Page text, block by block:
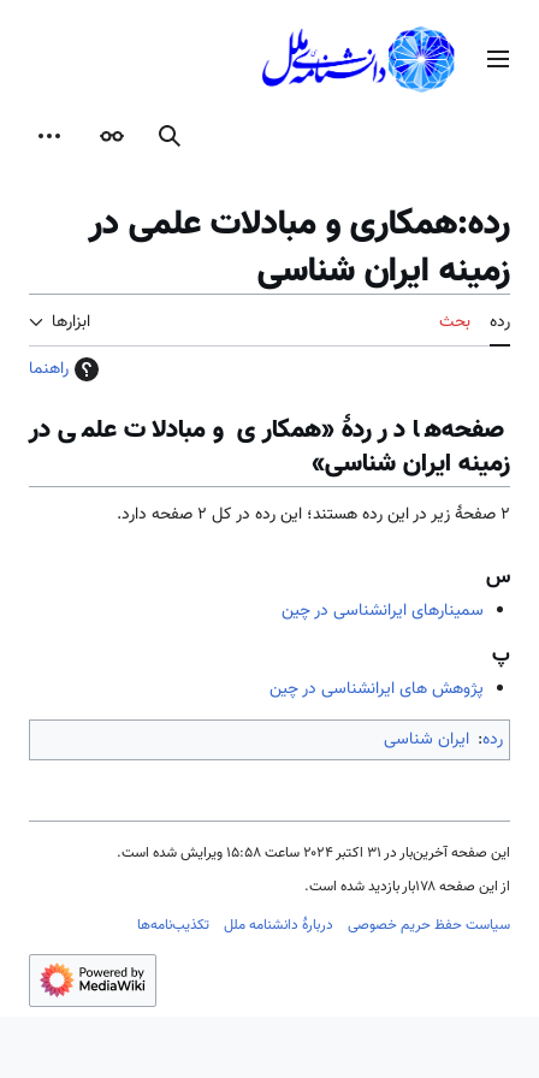
محتوامنوی اصلی
جستجوظاهر
رده:همکاری و مبادلات علمی در
زمینه ایران شناسی
رده بحث
ابزارها
راهنما
صفحه‌ها در ردهٔ «همکاری و مبادلات علمی در
زمینه ایران شناسی»
۲ صفحۀ زیر در این رده هستند؛ این رده در کل ۲ صفحه دارد.
س
سمینارهای ایرانشناسی در چین
پ
پژوهش های ایرانشناسی در چین
رده: ایران شناسی
این صفحه آخرین‌بار در ‏۳۱ اکتبر ۲۰۲۴ ساعت ‏۱۵:۵۸ ویرایش شده است.
از این صفحه ۱۷۸بار بازدید شده است.
سیاست حفظ حریم خصوصی
دربارهٔ دانشنامه ملل تکذیب‌نامه‌ها